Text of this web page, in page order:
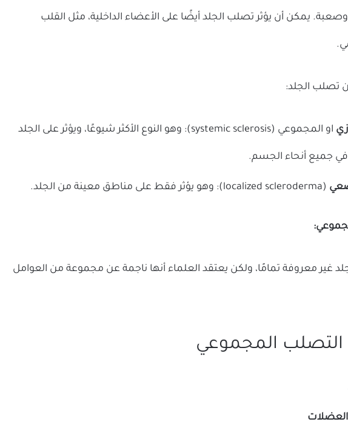
يمكن أن يؤثر تصلب الجلد أيضًا على الأعضاء الداخلية، مثل القلب
تصلب الجلد:
او المجموعي (systemic sclerosis): وهو النوع الأكثر شيوعًا، ويؤثر على الجلد
جميع أنحاء الجسم.
(localized scleroderma): وهو يؤثر فقط على مناطق معينة من الجلد.
غير معروفة تمامًا، ولكن يعتقد العلماء أنها ناجمة عن مجموعة من العوامل